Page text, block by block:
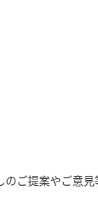
ご提案やご意見